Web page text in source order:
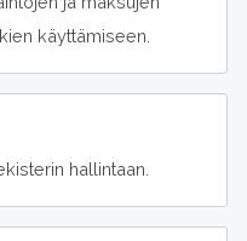
käyttämiseen.
hallintaan.